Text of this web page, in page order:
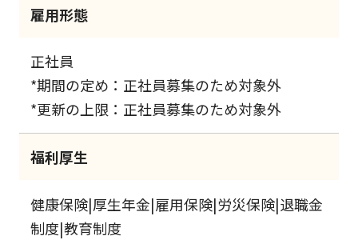
雇用形態
正社員
*期間の定め：正社員募集のため対象外
*更新の上限：正社員募集のため対象外
福利厚生
健康保険|厚生年金|雇用保険|労災保険|退職金
制度|教育制度